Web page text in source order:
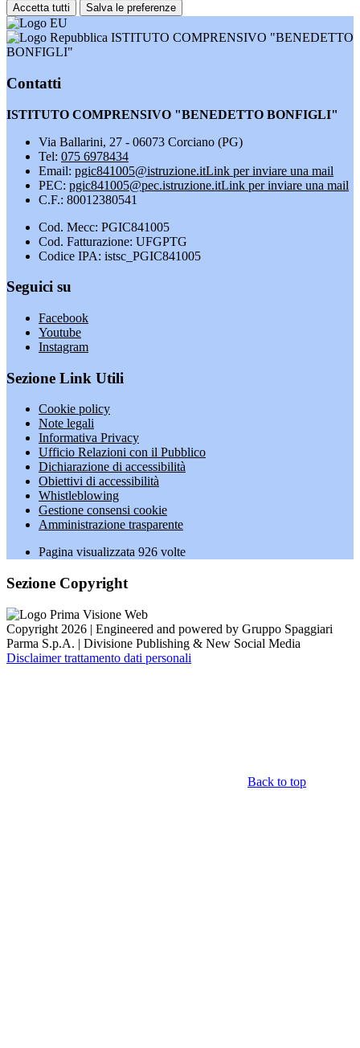
Accetta tutti Salva le preferenze
ISTITUTO COMPRENSIVO "BENEDETTO
BONFIGLI"
Contatti
ISTITUTO COMPRENSIVO "BENEDETTO BONFIGLI"
Via Ballarini, 27 - 06073 Corciano (PG)
Tel: 075 6978434
Email: pgic841005@istruzione.itLink per inviare una mail
PEC: pgic841005@pec.istruzione.itLink per inviare una mail
C.F.: 80012380541
Cod. Mecc: PGIC841005
Cod. Fatturazione: UFGPTG
Codice IPA: istsc_PGIC841005
Seguici su
Facebook
Youtube
Instagram
Sezione Link Utili
Cookie policy
Note legali
Informativa Privacy
Ufficio Relazioni con il Pubblico
Dichiarazione di accessibilità
Obiettivi di accessibilità
Whistleblowing
Gestione consensi cookie
Amministrazione trasparente
Pagina visualizzata 926 volte
Sezione Copyright
Copyright 2026 | Engineered and powered by Gruppo Spaggiari
Parma S.p.A. | Divisione Publishing & New Social Media
Disclaimer trattamento dati personali
Back to top